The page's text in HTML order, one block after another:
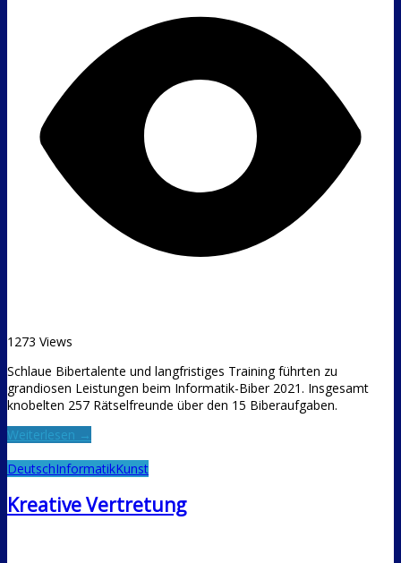
1273 Views
Schlaue Bibertalente und langfristiges Training führten zu
grandiosen Leistungen beim Informatik-Biber 2021. Insgesamt
knobelten 257 Rätselfreunde über den 15 Biberaufgaben.
Weiterlesen →
DeutschInformatikKunst
Kreative Vertretung